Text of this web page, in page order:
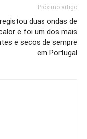
Próximo artigo
duas ondas de
e foi um dos mais
e secos de sempre
em Portugal